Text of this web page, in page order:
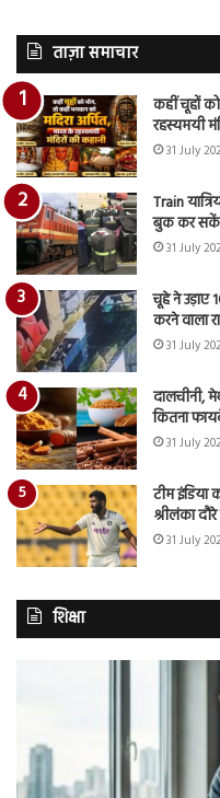
ताज़ा समाचार
कहीं चूहों
रहस्यमयी
31 July
Train
बुक कर
31 July
चूहे ने उड़ाए
करने वाला
31 July
दालचीनी,
कितना
31 July
टीम इंडिया
श्रीलंका
31 July
शिक्षा